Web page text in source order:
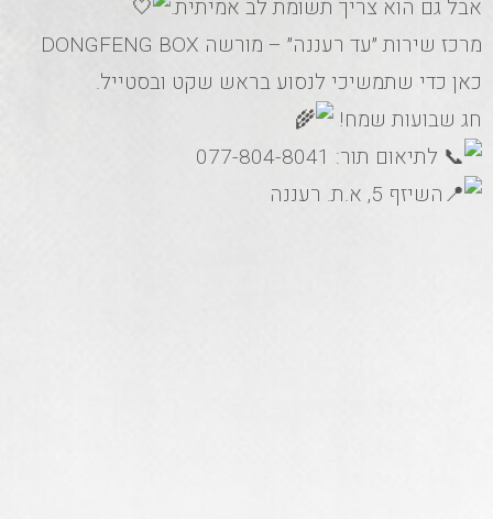
אבל גם הוא צריך תשומת לב אמיתית.
מרכז שירות ״עד רעננה״ – מורשה DONGFENG BOX
כאן כדי שתמשיכי לנסוע בראש שקט ובסטייל.
חג שבועות שמח!
לתיאום תור: 077-804-8041
השיזף 5, א.ת. רעננה